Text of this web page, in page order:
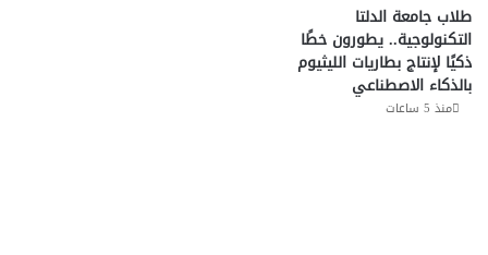
طلاب جامعة الدلتا
التكنولوجية.. يطورون خطًا
ذكيًا لإنتاج بطاريات الليثيوم
بالذكاء الاصطناعي
منذ 5 ساعات